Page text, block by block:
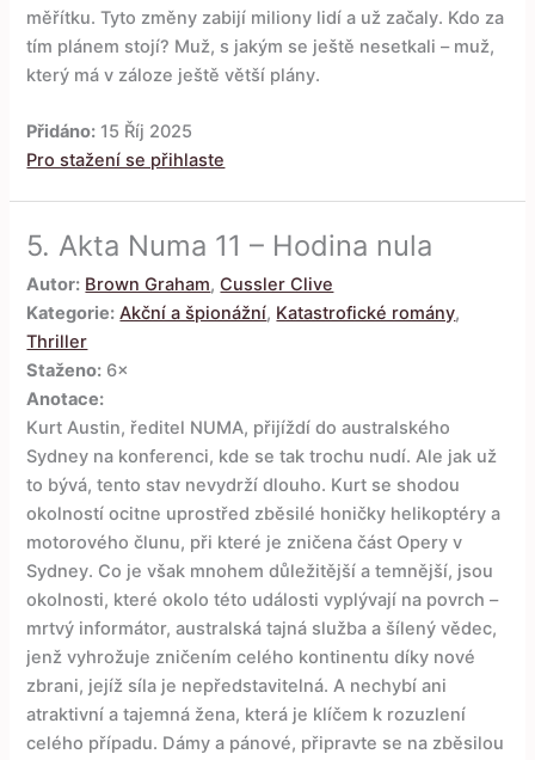
měřítku. Tyto změny zabijí miliony lidí a už začaly. Kdo za
tím plánem stojí? Muž, s jakým se ještě nesetkali – muž,
který má v záloze ještě větší plány.
Přidáno: 15 Říj 2025
Pro stažení se přihlaste
5.Akta Numa 11 – Hodina nula
Autor: Brown Graham,Cussler Clive
Kategorie: Akční a špionážní, Katastrofické romány,
Thriller
Staženo: 6×
Anotace:
Kurt Austin, ředitel NUMA, přijíždí do australského
Sydney na konferenci, kde se tak trochu nudí. Ale jak už
to bývá, tento stav nevydrží dlouho. Kurt se shodou
okolností ocitne uprostřed zběsilé honičky helikoptéry a
motorového člunu, při které je zničena část Opery v
Sydney. Co je však mnohem důležitější a temnější, jsou
okolnosti, které okolo této události vyplývají na povrch –
mrtvý informátor, australská tajná služba a šílený vědec,
jenž vyhrožuje zničením celého kontinentu díky nové
zbrani, jejíž síla je nepředstavitelná. A nechybí ani
atraktivní a tajemná žena, která je klíčem k rozuzlení
celého případu. Dámy a pánové, připravte se na zběsilou